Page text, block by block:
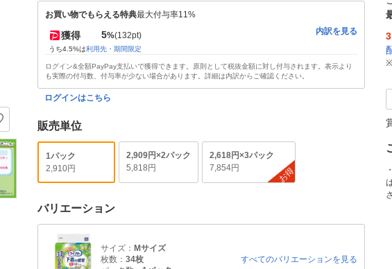
お買い物でもらえる特典最大付与率11%
獲得 5%(132pt)
うち4.5%は利用先・期間限定
内訳を見る
ログイン&全額PayPay支払いで獲得できます。原則として税抜金額に対し付与されます。表示より
も実際の付与数、付与率が少ない場合があります。詳細は内訳からご確認ください。
ログインはこちら
販売単位
1パック
2,910円
2,909円×2パック
5,818円
2,618円×3パック
7,854円
お得
バリエーション
サイズ： Mサイズ
枚数： 34枚
すべてのバリエーションを見る
※